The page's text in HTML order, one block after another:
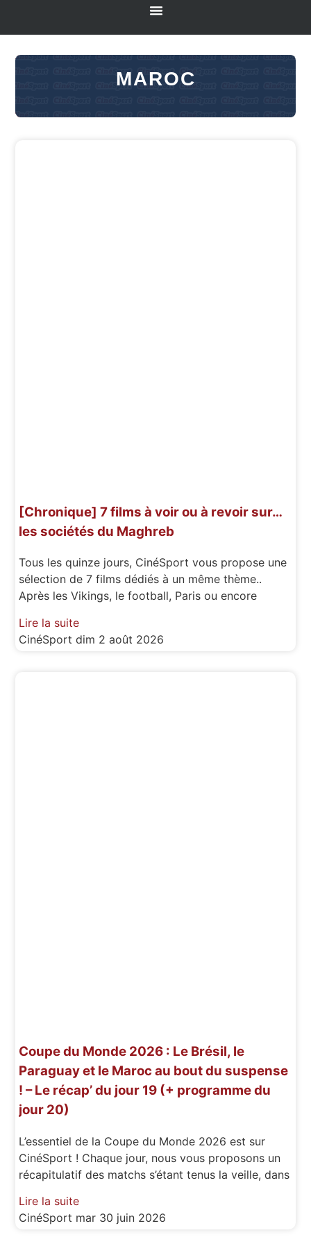
MAROC
[Chronique] 7 films à voir ou à revoir sur…
les sociétés du Maghreb
Tous les quinze jours, CinéSport vous propose une
sélection de 7 films dédiés à un même thème..
Après les Vikings, le football, Paris ou encore
Lire la suite
CinéSportdim 2 août 2026
Coupe du Monde 2026 : Le Brésil, le
Paraguay et le Maroc au bout du suspense
! – Le récap’ du jour 19 (+ programme du
jour 20)
L’essentiel de la Coupe du Monde 2026 est sur
CinéSport ! Chaque jour, nous vous proposons un
récapitulatif des matchs s’étant tenus la veille, dans
Lire la suite
CinéSport mar 30 juin 2026